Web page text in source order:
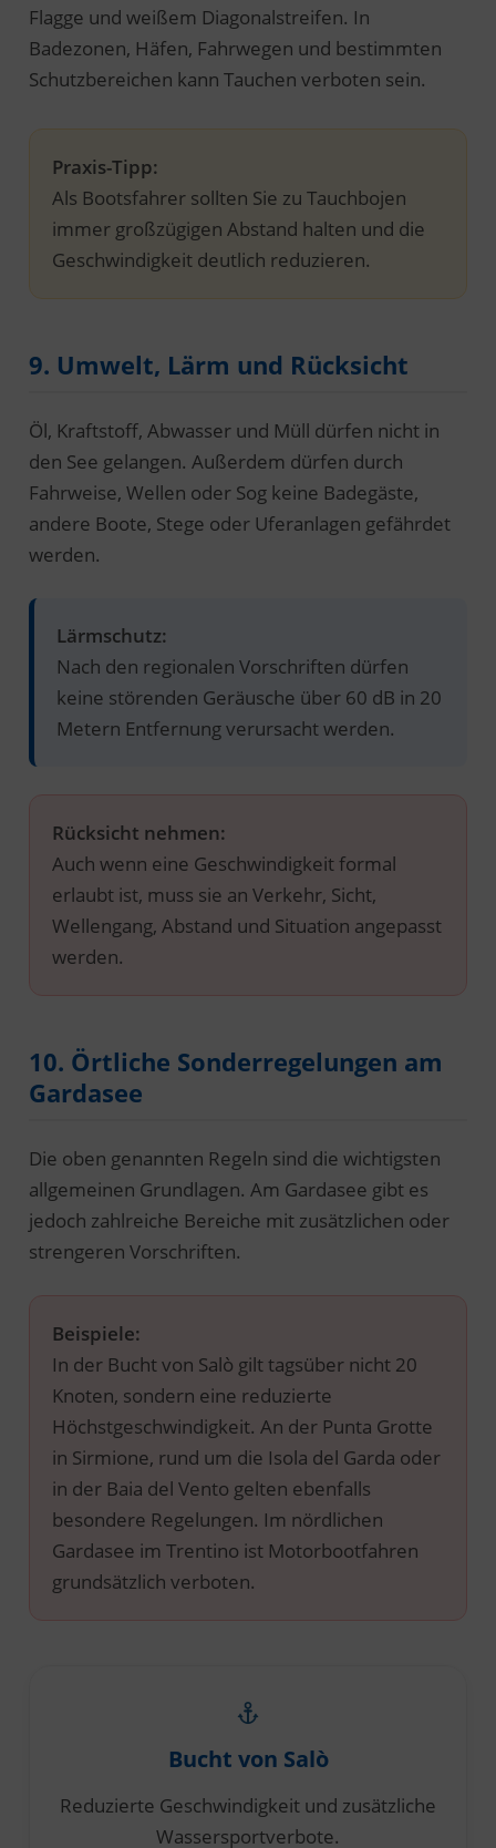
Flagge und weißem Diagonalstreifen. In
Badezonen, Häfen, Fahrwegen und bestimmten
Schutzbereichen kann Tauchen verboten sein.
Praxis-Tipp:
Als Bootsfahrer sollten Sie zu Tauchbojen
immer großzügigen Abstand halten und die
Geschwindigkeit deutlich reduzieren.
9. Umwelt, Lärm und Rücksicht
Öl, Kraftstoff, Abwasser und Müll dürfen nicht in
den See gelangen. Außerdem dürfen durch
Fahrweise, Wellen oder Sog keine Badegäste,
andere Boote, Stege oder Uferanlagen gefährdet
werden.
Lärmschutz:
Nach den regionalen Vorschriften dürfen
keine störenden Geräusche über 60 dB in 20
Metern Entfernung verursacht werden.
Rücksicht nehmen:
Auch wenn eine Geschwindigkeit formal
erlaubt ist, muss sie an Verkehr, Sicht,
Wellengang, Abstand und Situation angepasst
werden.
10. Örtliche Sonderregelungen am
Gardasee
Die oben genannten Regeln sind die wichtigsten
allgemeinen Grundlagen. Am Gardasee gibt es
jedoch zahlreiche Bereiche mit zusätzlichen oder
strengeren Vorschriften.
Beispiele:
In der Bucht von Salò gilt tagsüber nicht 20
Knoten, sondern eine reduzierte
Höchstgeschwindigkeit. An der Punta Grotte
in Sirmione, rund um die Isola del Garda oder
in der Baia del Vento gelten ebenfalls
besondere Regelungen. Im nördlichen
Gardasee im Trentino ist Motorbootfahren
grundsätzlich verboten.
Bucht von Salò
Reduzierte Geschwindigkeit und zusätzliche
Wassersportverbote.